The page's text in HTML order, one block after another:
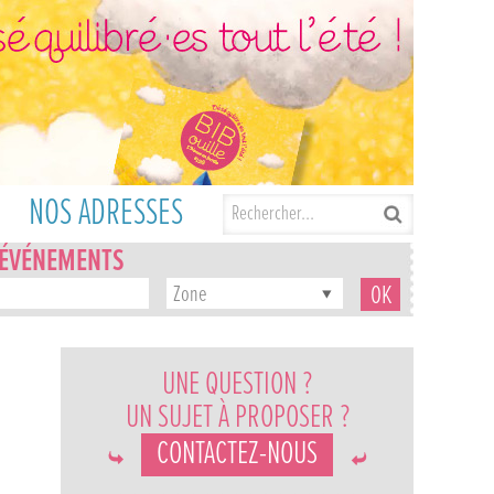
NOS ADRESSES
Zone
UNE QUESTION ?
UN SUJET À PROPOSER ?
CONTACTEZ-NOUS